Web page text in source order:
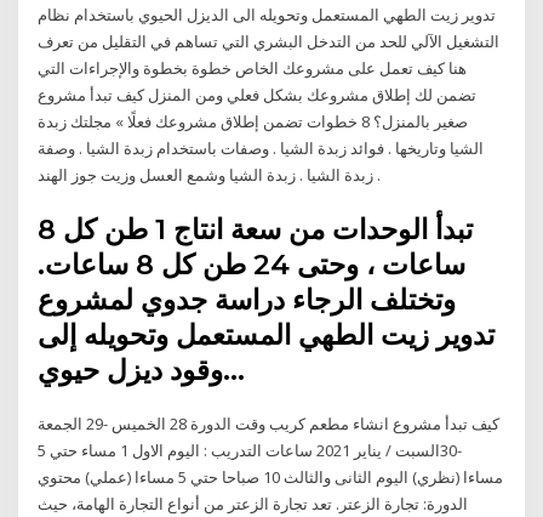
تدوير زيت الطهي المستعمل وتحويله الى الديزل الحيوي باستخدام نظام
التشغيل الآلي للحد من التدخل البشري التي تساهم في التقليل من تعرف
هنا كيف تعمل على مشروعك الخاص خطوة بخطوة والإجراءات التي
تضمن لك إطلاق مشروعك بشكل فعلي ومن المنزل كيف تبدأ مشروع
صغير بالمنزل؟ 8 خطوات تضمن إطلاق مشروعك فعلًا » مجلتك زبدة
الشيا وتاريخها . فوائد زبدة الشيا . وصفات باستخدام زبدة الشيا . وصفة
زبدة الشيا . زبدة الشيا وشمع العسل وزيت جوز الهند .
تبدأ الوحدات من سعة انتاج 1 طن كل 8
ساعات ، وحتى 24 طن كل 8 ساعات.
وتختلف الرجاء دراسة جدوي لمشروع
تدوير زيت الطهي المستعمل وتحويله إلى
وقود ديزل حيوي…
كيف تبدأ مشروع انشاء مطعم كريب وقت الدورة 28 الخميس -29 الجمعة
-30السبت / يناير 2021 ساعات التدريب : اليوم الاول 1 مساء حتي 5
مساءا (نظري) اليوم الثانى والثالث 10 صباحا حتي 5 مساءا (عملي) محتوي
الدورة: تجارة الزعتر. تعد تجارة الزعتر من أنواع التجارة الهامة، حيث